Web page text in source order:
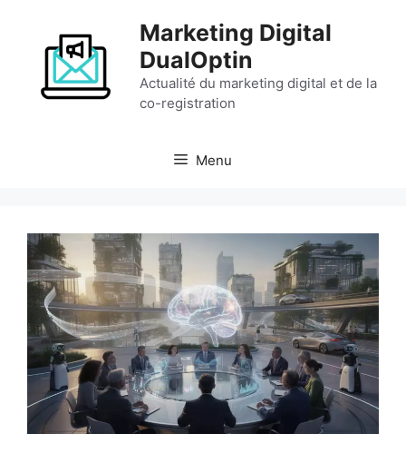
contenu
Marketing Digital
DualOptin
Actualité du marketing digital et de la
co-registration
Menu